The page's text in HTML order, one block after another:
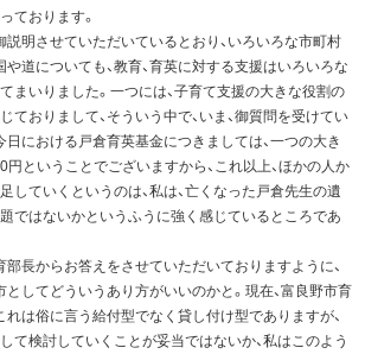
ております。
説明させていただいているとおり、いろいろな市町村
や道についても、教育、育英に対する支援はいろいろな
まいりました。一つには、子育て支援の大きな役割の
ておりまして、そういう中で、いま、御質問を受けてい
日における戸倉育英基金につきましては、一つの大き
ということでございますから、これ以上、ほかの人か
していくというのは、私は、亡くなった戸倉先生の遺
ではないかというふうに強く感じているところであ
長からお答えをさせていただいておりますように、
としてどういうあり方がいいのかと。現在、富良野市育
れは俗に言う給付型でなく貸し付け型でありますが、
て検討していくことが妥当ではないか、私はこのよう